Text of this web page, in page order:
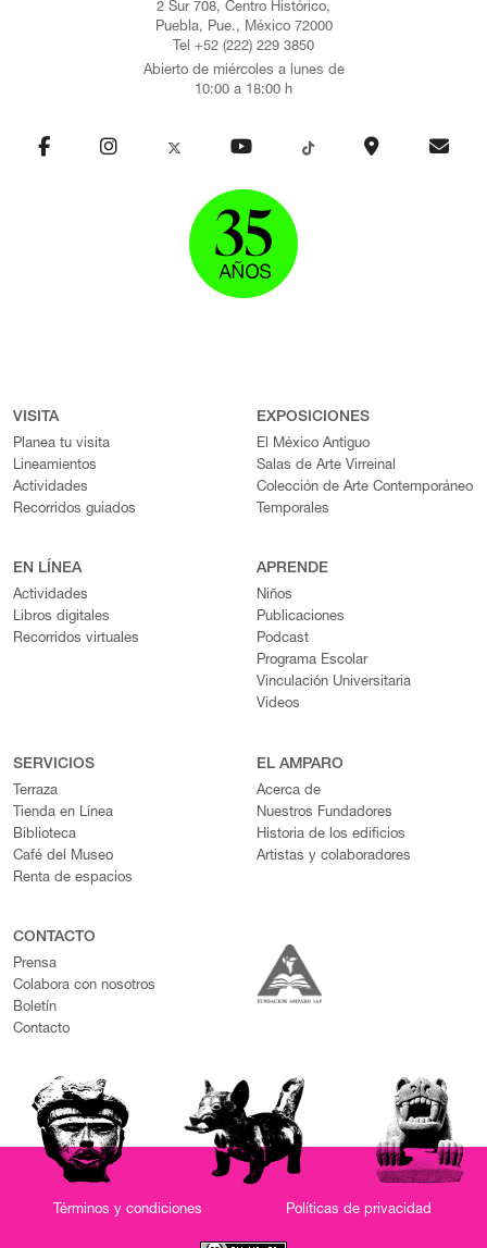
2 Sur 708, Centro Histórico,
Puebla, Pue., México 72000
Tel +52 (222) 229 3850
Abierto de miércoles a lunes de
10:00 a 18:00 h
VISITA
Planea tu visita
Lineamientos
Actividades
Recorridos guiados
EXPOSICIONES
El México Antiguo
Salas de Arte Virreinal
Colección de Arte Contemporáneo
Temporales
EN LÍNEA
Actividades
Libros digitales
Recorridos virtuales
APRENDE
Niños
Publicaciones
Podcast
Programa Escolar
Vinculación Universitaria
Videos
SERVICIOS
Terraza
Tienda en Línea
Biblioteca
Café del Museo
Renta de espacios
EL AMPARO
Acerca de
Nuestros Fundadores
Historia de los edificios
Artistas y colaboradores
CONTACTO
Prensa
Colabora con nosotros
Boletín
Contacto
Términos y condiciones Políticas de privacidad